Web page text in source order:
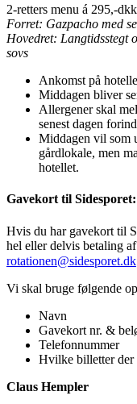
2-retters menu á 295,-dkk
Forret: Gazpacho med
Hovedret: Langtidsstegt
sovs
Ankomst på
Middagen bliver
Allergener skal
senest dagen
Middagen vil som
gårdlokale, men
hotellet.
Gavekort til Sidesporet:
Hvis du har gavekort til
hel eller delvis betaling
rotationen@sidesporet.dk
Vi skal bruge følgende
Navn
Gavekort nr. &
Telefonnummer
Hvilke billetter der
Claus Hempler